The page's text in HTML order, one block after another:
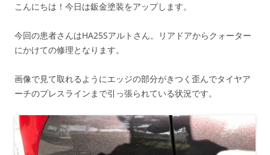
こんにちは！今日は鈑金塗装をアップします。
今回の患者さんはHA25Sアルトさん。リアドアからクォーター
にかけての修理となります。
画像で見て取れるようにエッジの部分がきつく歪んでタイヤア
ーチのプレスラインまで引っ張られている状況です。